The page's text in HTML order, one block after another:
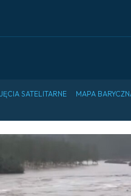
SATELITARNE MAPA